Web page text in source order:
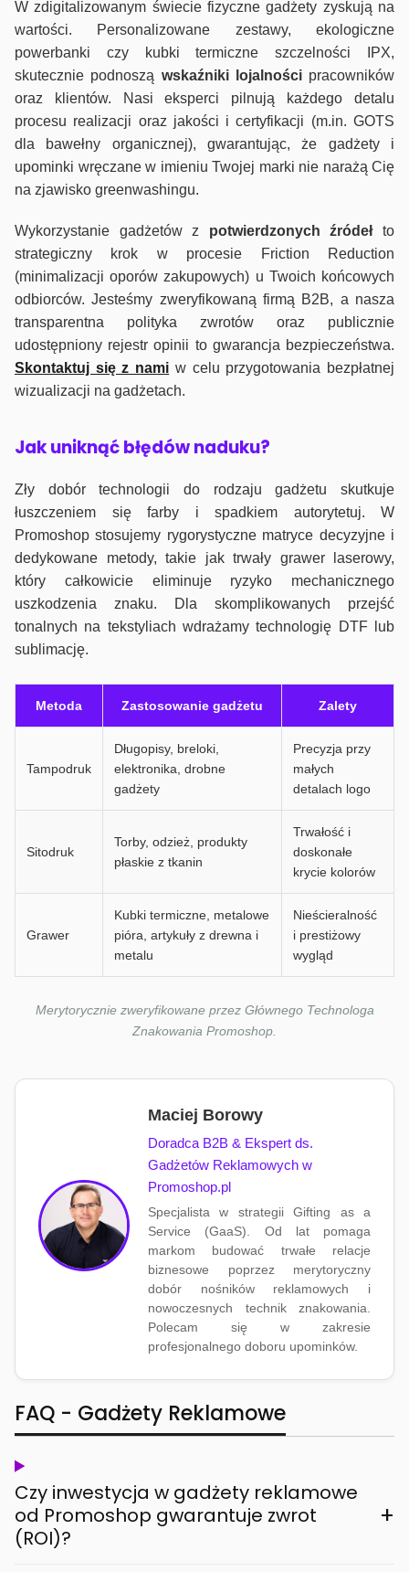
W zdigitalizowanym świecie fizyczne gadżety zyskują na
wartości. Personalizowane zestawy, ekologiczne
powerbanki czy kubki termiczne szczelności IPX,
skutecznie podnoszą wskaźniki lojalnościpracowników
oraz klientów. Nasi eksperci pilnują każdego detalu
procesu realizacji oraz jakości i certyfikacji (m.in. GOTS
dla bawełny organicznej), gwarantując, że gadżety i
upominki wręczane w imieniu Twojej marki nie narażą Cię
na zjawisko greenwashingu.
Wykorzystanie gadżetów z potwierdzonych źródełto
strategiczny krok w procesie Friction Reduction
(minimalizacji oporów zakupowych) u Twoich końcowych
odbiorców. Jesteśmy zweryfikowaną firmą B2B, a nasza
transparentna polityka zwrotów oraz publicznie
udostępniony rejestr opinii to gwarancja bezpieczeństwa.
Skontaktuj się z nami w celu przygotowania bezpłatnej
wizualizacji na gadżetach.
Jak uniknąć błędów naduku?
Zły dobór technologii do rodzaju gadżetu skutkuje
łuszczeniem się farby i spadkiem autorytetuj. W
Promoshop stosujemy rygorystyczne matryce decyzyjne i
dedykowane metody, takie jak trwały grawer laserowy,
który całkowicie eliminuje ryzyko mechanicznego
uszkodzenia znaku. Dla skomplikowanych przejść
tonalnych na tekstyliach wdrażamy technologię DTF lub
sublimację.
Metoda Zastosowanie gadżetu Zalety
Tampodruk
Długopisy, breloki,
elektronika, drobne
gadżety
Precyzja przy
małych
detalach logo
Sitodruk
Torby, odzież, produkty
płaskie z tkanin
Trwałość i
doskonałe
krycie kolorów
Grawer
Kubki termiczne, metalowe
pióra, artykuły z drewna i
metalu
Nieścieralność
i prestiżowy
wygląd
Merytorycznie zweryfikowane przez Głównego Technologa
Znakowania Promoshop.
Maciej Borowy
Doradca B2B & Ekspert ds.
Gadżetów Reklamowych w
Promoshop.pl
Specjalista w strategii Gifting as a
Service (GaaS). Od lat pomaga
markom budować trwałe relacje
biznesowe poprzez merytoryczny
dobór nośników reklamowych i
nowoczesnych technik znakowania.
Polecam się w zakresie
profesjonalnego doboru upominków.
FAQ - Gadżety Reklamowe
Czy inwestycja w gadżety reklamowe
od Promoshop gwarantuje zwrot
(ROI)?
+